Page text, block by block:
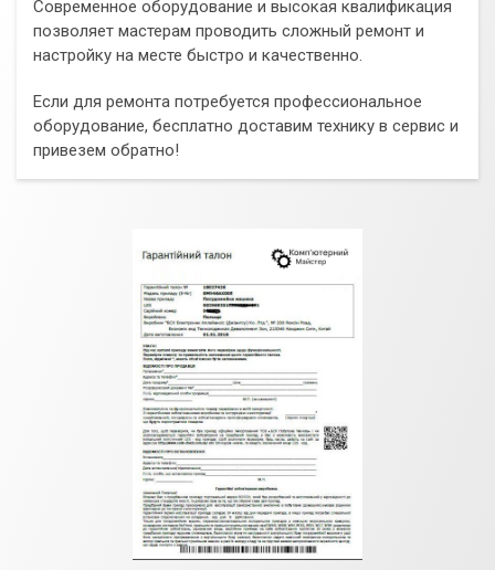
Современное оборудование и высокая квалификация
позволяет мастерам проводить сложный ремонт и
настройку на месте быстро и качественно.
Если для ремонта потребуется профессиональное
оборудование, бесплатно доставим технику в сервис и
привезем обратно!